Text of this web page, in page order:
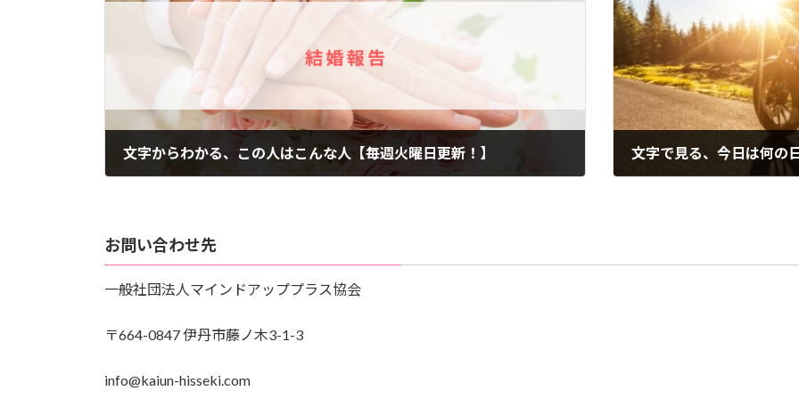
文字からわかる、この人はこんな人【毎週火曜日更新！】 文字で見る、今日は何の
お問い合わせ先
一般社団法人マインドアッププラス協会
〒664-0847 伊丹市藤ノ木3-1-3
info@kaiun-hisseki.com